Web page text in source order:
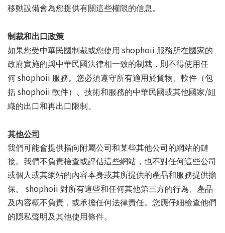
移動設備會為您提供有關這些權限的信息。
制裁和出口政策
如果您受中華民國制裁或您使用 shophoii 服務所在國家的
政府實施的與中華民國法律相一致的制裁，則不得使用任
何 shophoii 服務。您必須遵守所有適用於貨物、軟件（包
括 shophoii 軟件）、技術和服務的中華民國或其他國家/組
織的出口和再出口限制。
其他公司
我們可能會提供指向附屬公司和某些其他公司的網站的鏈
接。我們不負責檢查或評估這些網站，也不對任何這些公司
或個人或其網站的內容本身或其所提供的產品和服務提供擔
保。
shophoii 對所有這些和任何其他第三方的行為、產品
及內容概不負責，或承擔任何法律責任。您應仔細檢查他們
的隱私聲明及其他使用條件。